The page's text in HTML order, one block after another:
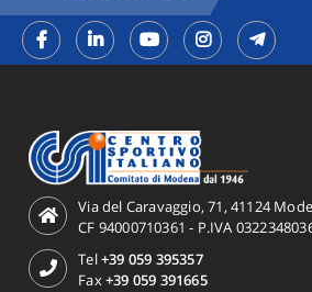
Via del Caravaggio, 71, 41124
CF 94000710361 - P.IVA
Tel+39 059 395357
Fax+39 059 391665